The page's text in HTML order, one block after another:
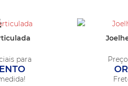
para